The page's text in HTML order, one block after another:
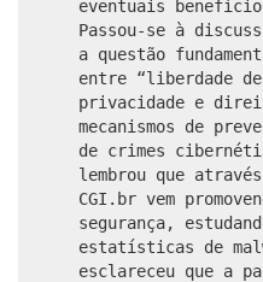
eventuais
Passou-se à
a questão
entre “liberdade
privacidade e
mecanismos de
de crimes
lembrou que
CGI.br vem
segurança,
estatísticas de
esclareceu que a